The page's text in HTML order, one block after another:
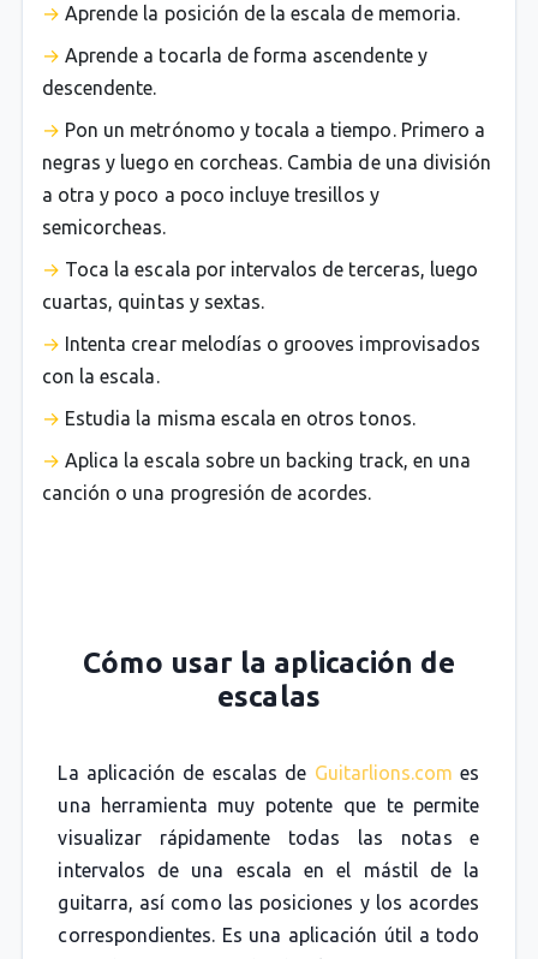
Aprende la posición de la escala de memoria.
Aprende a tocarla de forma ascendente y
descendente.
Pon un metrónomo y tocala a tiempo. Primero a
negras y luego en corcheas. Cambia de una división
a otra y poco a poco incluye tresillos y
semicorcheas.
Toca la escala por intervalos de terceras, luego
cuartas, quintas y sextas.
Intenta crear melodías o grooves improvisados
con la escala.
Estudia la misma escala en otros tonos.
Aplica la escala sobre un backing track, en una
canción o una progresión de acordes.
Cómo usar la aplicación de
escalas
La aplicación de escalas de Guitarlions.com es
una herramienta muy potente que te permite
visualizar rápidamente todas las notas e
intervalos de una escala en el mástil de la
guitarra, así como las posiciones y los acordes
correspondientes. Es una aplicación útil a todo